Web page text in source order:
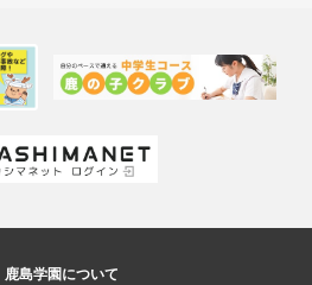
鹿島学園について